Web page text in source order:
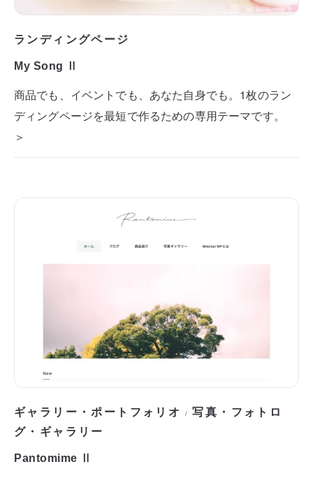
ランディングページ
My Song Ⅱ
商品でも、イベントでも、あなた自身でも。1枚のラン
ディングページを最短で作るための専用テーマです。
＞
ギャラリー・ポートフォリオ /写真・フォトロ
グ・ギャラリー
Pantomime Ⅱ